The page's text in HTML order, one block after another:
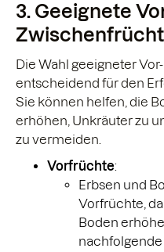
3. Geeignete
Die Wahl geeigneter
entscheidend für den
Sie können helfen, die
erhöhen, Unkräuter zu
zu vermeiden.
Vorfrüchte:
Erbsen und
Vorfrüchte,
Boden